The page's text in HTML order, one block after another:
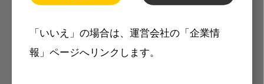
「いいえ」の場合は、運営会社の「企業情
報」ページへリンクします。
製品価格も閲覧可能